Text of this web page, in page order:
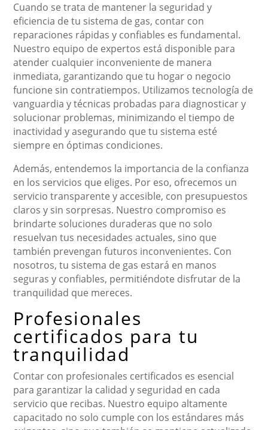
Cuando se trata de mantener la seguridad y
eficiencia de tu sistema de gas, contar con
reparaciones rápidas y confiables es fundamental.
Nuestro equipo de expertos está disponible para
atender cualquier inconveniente de manera
inmediata, garantizando que tu hogar o negocio
funcione sin contratiempos. Utilizamos tecnología de
vanguardia y técnicas probadas para diagnosticar y
solucionar problemas, minimizando el tiempo de
inactividad y asegurando que tu sistema esté
siempre en óptimas condiciones.
Además, entendemos la importancia de la confianza
en los servicios que eliges. Por eso, ofrecemos un
servicio transparente y accesible, con presupuestos
claros y sin sorpresas. Nuestro compromiso es
brindarte soluciones duraderas que no solo
resuelvan tus necesidades actuales, sino que
también prevengan futuros inconvenientes. Con
nosotros, tu sistema de gas estará en manos
seguras y confiables, permitiéndote disfrutar de la
tranquilidad que mereces.
Profesionales
certificados para tu
tranquilidad
Contar con profesionales certificados es esencial
para garantizar la calidad y seguridad en cada
servicio que recibas. Nuestro equipo altamente
capacitado no solo cumple con los estándares más